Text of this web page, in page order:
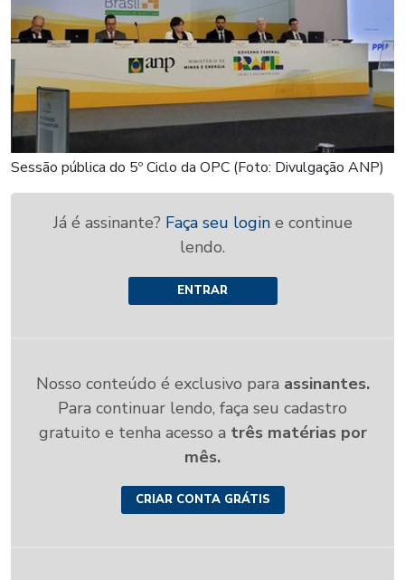
Sessão pública do 5º Ciclo da OPC (Foto: Divulgação ANP)
Já é assinante? Faça seu login e continue
lendo.
ENTRAR
Nosso conteúdo é exclusivo para assinantes.
Para continuar lendo, faça seu cadastro
gratuito e tenha acesso a três matérias por
mês.
CRIAR CONTA GRÁTIS